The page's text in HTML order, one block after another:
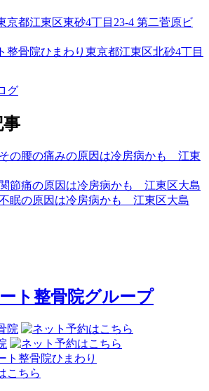
京都江東区東砂4丁目23-4 第二菅原ビ
整骨院ひまわり 東京都江東区北砂4丁目
その腰の痛みの原因は冷房病かも 江東
関節痛の原因は冷房病かも 江東区大島
眠の原因は冷房病かも 江東区大島